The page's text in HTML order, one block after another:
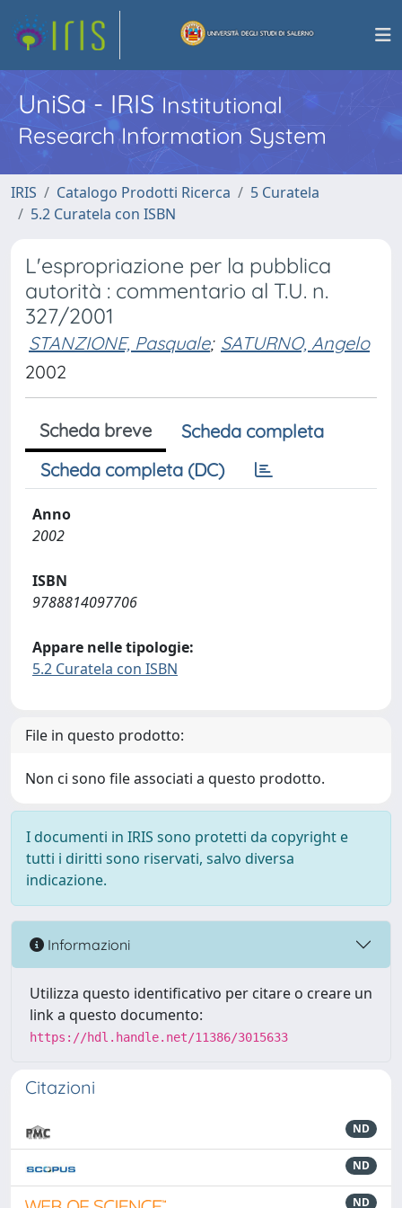
UniSa - IRISInstitutional
Research Information System
IRIS Catalogo Prodotti Ricerca
5 Curatela
5.2 Curatela con ISBN
L'espropriazione per la pubblica
autorità : commentario al T.U. n.
327/2001
STANZIONE, Pasquale; SATURNO, Angelo
2002
Scheda breve
Scheda completa
Scheda completa (DC)
Anno
2002
ISBN
9788814097706
Appare nelle tipologie:
5.2 Curatela con ISBN
File in questo prodotto:
Non ci sono file associati a questo prodotto.
I documenti in IRIS sono protetti da copyright e
tutti i diritti sono riservati, salvo diversa
indicazione.
Informazioni
Utilizza questo identificativo per citare o creare un
link a questo documento:
https://hdl.handle.net/11386/3015633
Citazioni
ND
ND
ND